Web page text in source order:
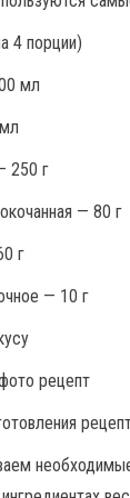
4 порции)
мл
250 г
— 80 г
г
— 10 г
рецепт